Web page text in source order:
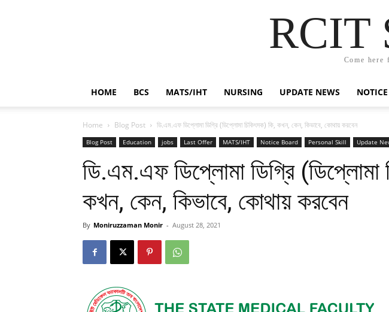
RCIT
Come here
HOME BCS MATS/IHT NURSING UPDATE NEWS
Home Blog Post ডি.এম.এফ ডিপ্লোমা ডিগ্রি (ডিপ্লোমা চিকিৎসক) কি, কখন, কেন, কিভাবে, কোথায় করবেন
Blog Post Education jobs Last Offer MATS/IHT Notice Board Personal Skill Update
ডি.এম.এফ ডিপ্লোমা ডিগ্রি (ডিপ্লোমা
কখন, কেন, কিভাবে, কোথায় করবেন
By Moniruzzaman Monir - August 28, 2021